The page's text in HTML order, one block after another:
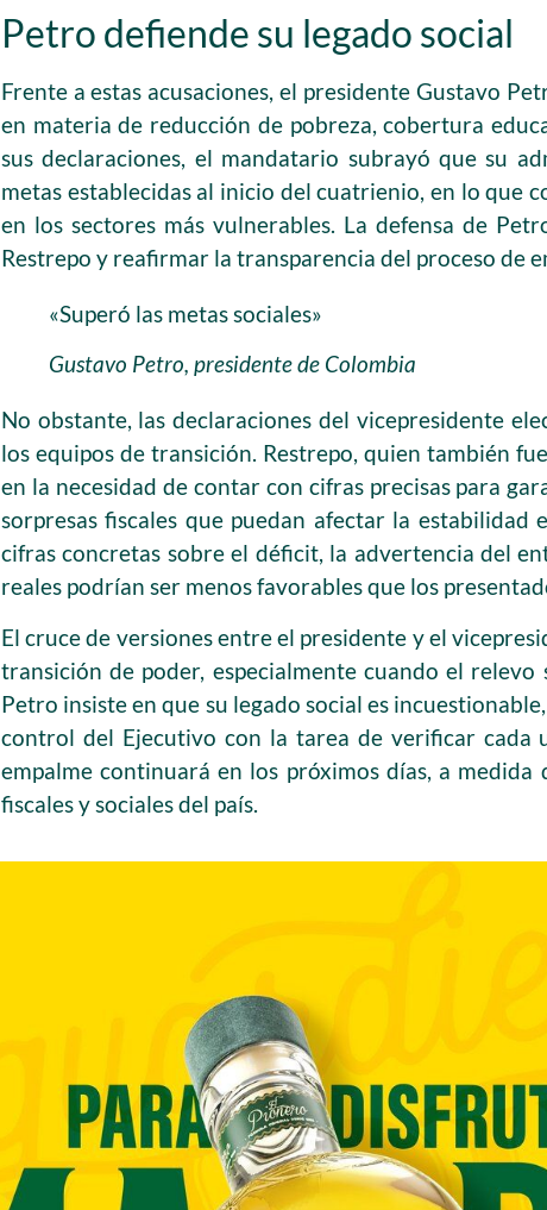
Petro defiende su legado social
Frente a estas acusaciones, el presidente Gustavo
en materia de reducción de pobreza, cobertura
sus declaraciones, el mandatario subrayó que su
metas establecidas al inicio del cuatrienio, en lo que
en los sectores más vulnerables. La defensa de
Restrepo y reafirmar la transparencia del proceso de
«Superó las metas sociales»
Gustavo Petro, presidente de Colombia
No obstante, las declaraciones del vicepresidente
los equipos de transición. Restrepo, quien también
en la necesidad de contar con cifras precisas para
sorpresas fiscales que puedan afectar la
cifras concretas sobre el déficit, la advertencia del
reales podrían ser menos favorables que los
El cruce de versiones entre el presidente y el
transición de poder, especialmente cuando el
Petro insiste en que su legado social es
control del Ejecutivo con la tarea de verificar cada
empalme continuará en los próximos días, a medida
fiscales y sociales del país.